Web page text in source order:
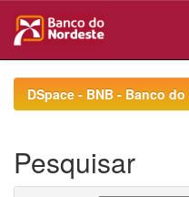
navigationDSpace - BNB - Banco
Pesquisar